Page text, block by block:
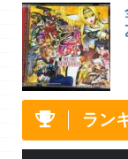
ラン